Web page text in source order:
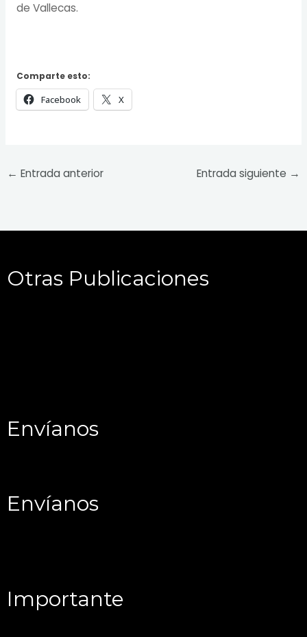
de Vallecas.
Comparte esto:
Facebook X
← Entrada anterior Entrada siguiente →
Otras Publicaciones
Envíanos
Envíanos
Importante